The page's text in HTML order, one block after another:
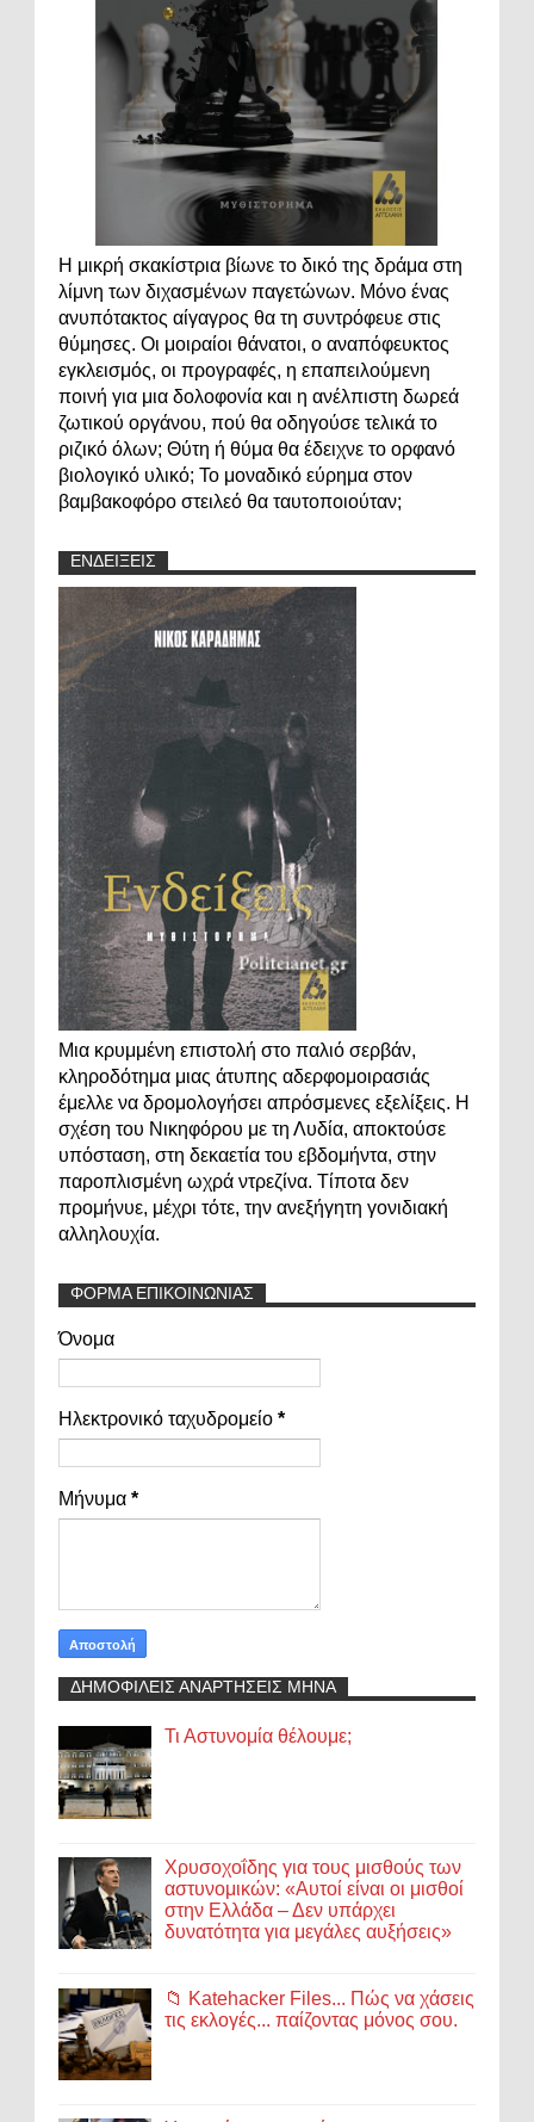
Η μικρή σκακίστρια βίωνε το δικό της δράμα στη
λίμνη των διχασμένων παγετώνων. Μόνο ένας
ανυπότακτος αίγαγρος θα τη συντρόφευε στις
θύμησες. Οι μοιραίοι θάνατοι, ο αναπόφευκτος
εγκλεισμός, οι προγραφές, η επαπειλούμενη
ποινή για μια δολοφονία και η ανέλπιστη δωρεά
ζωτικού οργάνου, πού θα οδηγούσε τελικά το
ριζικό όλων; Θύτη ή θύμα θα έδειχνε το ορφανό
βιολογικό υλικό; Το μοναδικό εύρημα στον
βαμβακοφόρο στειλεό θα ταυτοποιούταν;
ΕΝΔΕΙΞΕΙΣ
Μια κρυμμένη επιστολή στο παλιό σερβάν,
κληροδότημα μιας άτυπης αδερφομοιρασιάς
έμελλε να δρομολογήσει απρόσμενες εξελίξεις. Η
σχέση του Νικηφόρου με τη Λυδία, αποκτούσε
υπόσταση, στη δεκαετία του εβδομήντα, στην
παροπλισμένη ωχρά ντρεζίνα. Τίποτα δεν
προμήνυε, μέχρι τότε, την ανεξήγητη γονιδιακή
αλληλουχία.
ΦΟΡΜΑ ΕΠΙΚΟΙΝΩΝΙΑΣ
Όνομα
Ηλεκτρονικό ταχυδρομείο *
Μήνυμα *
ΔΗΜΟΦΙΛΕΙΣ ΑΝΑΡΤΗΣΕΙΣ ΜΗΝΑ
Τι Αστυνομία θέλουμε;
Χρυσοχοΐδης για τους μισθούς των
αστυνομικών: «Αυτοί είναι οι μισθοί
στην Ελλάδα – Δεν υπάρχει
δυνατότητα για μεγάλες αυξήσεις»
📁 Katehacker Files... Πώς να χάσεις
τις εκλογές... παίζοντας μόνος σου.